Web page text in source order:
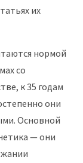
их
нормой
со
к 35 годам
они
Основной
— они